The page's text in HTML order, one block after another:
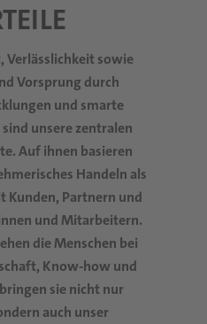
Verlässlichkeit sowie
Vorsprung durch
und smarte
unsere zentralen
Auf ihnen basieren
Handeln als
Kunden, Partnern und
und Mitarbeitern.
die Menschen bei
Know-how und
sie nicht nur
auch unser